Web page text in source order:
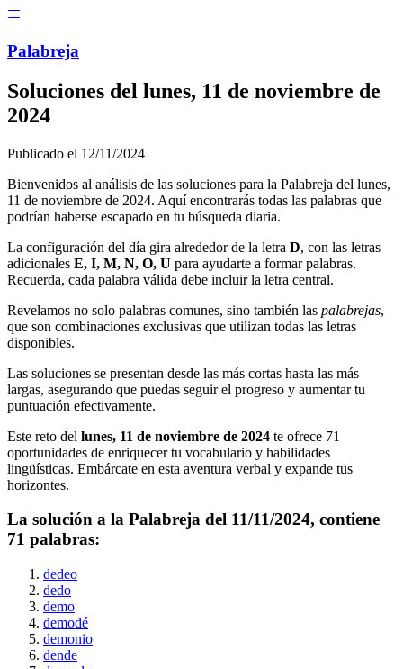
Palabreja
Soluciones del lunes, 11 de noviembre de
2024
Publicado el 12/11/2024
Bienvenidos al análisis de las soluciones para la Palabreja del lunes,
11 de noviembre de 2024. Aquí encontrarás todas las palabras que
podrían haberse escapado en tu búsqueda diaria.
La configuración del día gira alrededor de la letra D, con las letras
adicionales E, I, M, N, O, U para ayudarte a formar palabras.
Recuerda, cada palabra válida debe incluir la letra central.
Revelamos no solo palabras comunes, sino también las palabrejas,
que son combinaciones exclusivas que utilizan todas las letras
disponibles.
Las soluciones se presentan desde las más cortas hasta las más
largas, asegurando que puedas seguir el progreso y aumentar tu
puntuación efectivamente.
Este reto del lunes, 11 de noviembre de 2024 te ofrece 71
oportunidades de enriquecer tu vocabulario y habilidades
lingüísticas. Embárcate en esta aventura verbal y expande tus
horizontes.
La solución a la Palabreja del 11/11/2024, contiene
71 palabras:
dedeo
dedo
demo
demodé
demonio
dende